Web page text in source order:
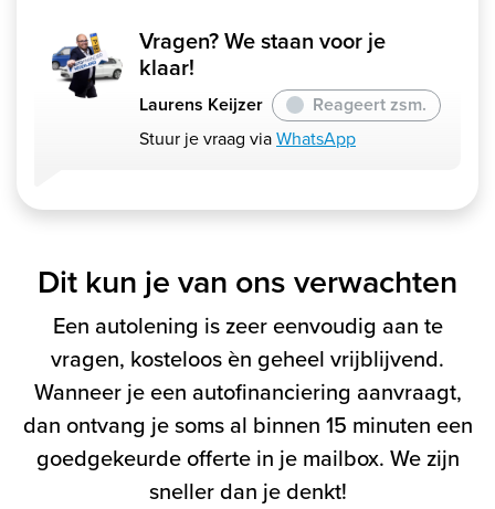
Vragen? We staan voor je
klaar!
Laurens Keijzer
Reageert zsm.
Stuur je vraag viaWhatsApp
Dit kun je van ons verwachten
Een autolening is zeer eenvoudig aan te
vragen, kosteloos èn geheel vrijblijvend.
Wanneer je een autofinanciering aanvraagt,
dan ontvang je soms al binnen 15 minuten een
goedgekeurde offerte in je mailbox. We zijn
sneller dan je denkt!